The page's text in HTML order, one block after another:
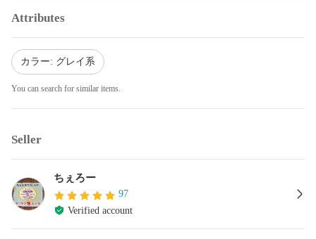
Attributes
カラー: グレイ系
You can search for similar items.
Seller
ちぇろー
97
Verified account